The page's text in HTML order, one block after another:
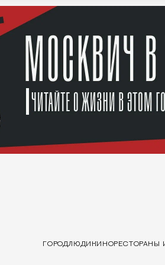
ГОРОДЛЮДИ КИНОРЕСТОРАНЫ